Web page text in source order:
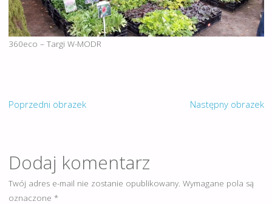
360eco – Targi W-MODR
Poprzedni obrazek Następny obrazek
Dodaj komentarz
Twój adres e-mail nie zostanie opublikowany. Wymagane pola są
oznaczone *